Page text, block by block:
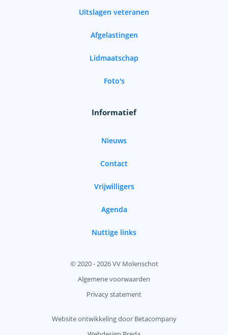
Uitslagen veteranen
Afgelastingen
Lidmaatschap
Foto's
Informatief
Nieuws
Contact
Vrijwilligers
Agenda
Nuttige links
© 2020 - 2026 VV Molenschot
Algemene voorwaarden
Privacy statement
Website ontwikkeling door Betacompany